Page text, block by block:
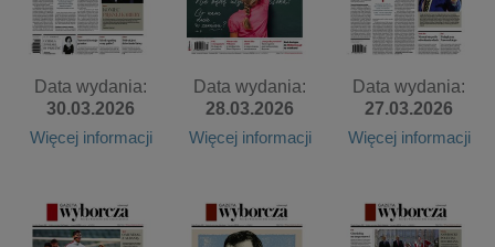
Data wydania:
30.03.2026
Więcej informacji
Data wydania:
28.03.2026
Więcej informacji
Data wydania:
27.03.2026
Więcej informacji